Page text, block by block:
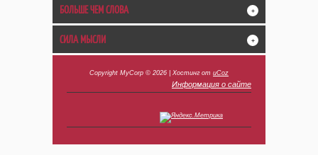
БОЛЬШЕ ЧЕМ СЛОВА +
СИЛА МЫСЛИ +
Copyright MyCorp © 2026 Хостинг от uCoz
Информация о сайте